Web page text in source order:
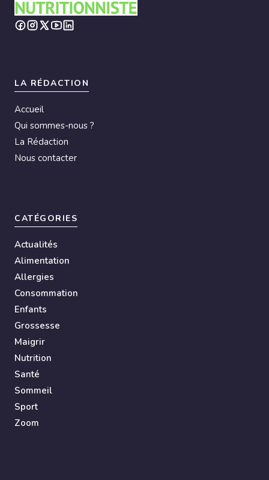
LA RÉDACTION
Accueil
Qui sommes-nous ?
La Rédaction
Nous contacter
CATÉGORIES
Actualités
Alimentation
Allergies
Consommation
Enfants
Grossesse
Maigrir
Nutrition
Santé
Sommeil
Sport
Zoom